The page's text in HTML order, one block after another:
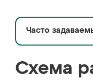
Часто
Схема